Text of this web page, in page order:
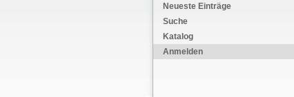
Neueste Einträge
Suche
Katalog
Anmelden